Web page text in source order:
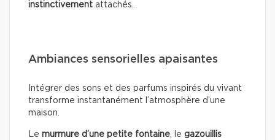
instinctivement attachés.
Ambiances sensorielles apaisantes
Intégrer des sons et des parfums inspirés du vivant
transforme instantanément l’atmosphère d’une
maison.
Le murmure d’une petite fontaine, le gazouillis